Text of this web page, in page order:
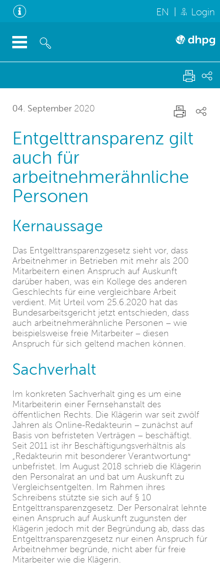
EN Login
04. September 2020
Entgelttransparenz gilt
auch für
arbeitnehmerähnliche
Personen
Kernaussage
Das Entgelttransparenzgesetz sieht vor, dass
Arbeitnehmer in Betrieben mit mehr als 200
Mitarbeitern einen Anspruch auf Auskunft
darüber haben, was ein Kollege des anderen
Geschlechts für eine vergleichbare Arbeit
verdient. Mit Urteil vom 25.6.2020 hat das
Bundesarbeitsgericht jetzt entschieden, dass
auch arbeitnehmerähnliche Personen – wie
beispielsweise freie Mitarbeiter – diesen
Anspruch für sich geltend machen können.
Sachverhalt
Im konkreten Sachverhalt ging es um eine
Mitarbeiterin einer Fernsehanstalt des
öffentlichen Rechts. Die Klägerin war seit zwölf
Jahren als Online-Redakteurin – zunächst auf
Basis von befristeten Verträgen – beschäftigt.
Seit 2011 ist ihr Beschäftigungsverhältnis als
„Redakteurin mit besonderer Verantwortung“
unbefristet. Im August 2018 schrieb die Klägerin
den Personalrat an und bat um Auskunft zu
Vergleichsentgelten. Im Rahmen ihres
Schreibens stützte sie sich auf § 10
Entgelttransparenzgesetz. Der Personalrat lehnte
einen Anspruch auf Auskunft zugunsten der
Klägerin jedoch mit der Begründung ab, dass das
Entgelttransparenzgesetz nur einen Anspruch für
Arbeitnehmer begründe, nicht aber für freie
Mitarbeiter wie die Klägerin.